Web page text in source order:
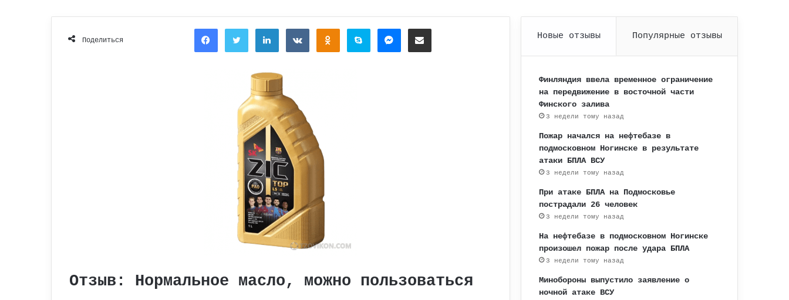
Поделиться
FacebookTwitterLinkedInВконтактеОдноклассники
Skype MessengerПоделиться через электронную почту
Отзыв: Нормальное масло, можно пользоваться
Новые отзывы Популярные отзывы
Финляндия ввела временное ограничение
на передвижение в восточной части
Финского залива
3 недели тому назад
Пожар начался на нефтебазе в
подмосковном Ногинске в результате
атаки БПЛА ВСУ
3 недели тому назад
При атаке БПЛА на Подмосковье
пострадали 26 человек
3 недели тому назад
На нефтебазе в подмосковном Ногинске
произошел пожар после удара БПЛА
3 недели тому назад
Минобороны выпустило заявление о
ночной атаке ВСУ